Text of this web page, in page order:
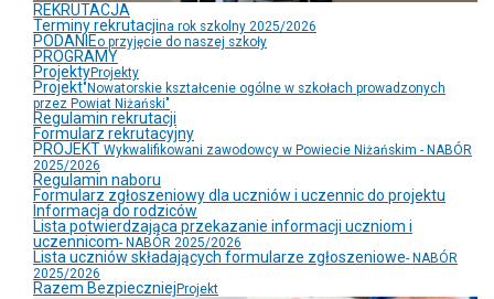
REKRUTACJA
Terminy rekrutacjina rok szkolny 2025/2026
PODANIEo przyjęcie do naszej szkoły
PROGRAMY
ProjektyProjekty
Projekt"Nowatorskie kształcenie ogólne w szkołach prowadzonych
przez Powiat Niżański"
Regulamin rekrutacji
Formularz rekrutacyjny
PROJEKT Wykwalifikowani zawodowcy w Powiecie Niżańskim - NABÓR
2025/2026
Regulamin naboru
Formularz zgłoszeniowy dla uczniów i uczennic do projektu
Informacja do rodziców
Lista potwierdzająca przekazanie informacji uczniom i
uczennicom- NABÓR 2025/2026
Lista uczniów składających formularze zgłoszeniowe- NABÓR
2025/2026
Razem Bezpieczniej Projekt